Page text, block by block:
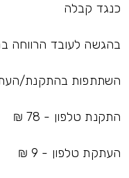
כנגד קבלה
בהגשה לעובד הרווחה
השתתפות בהתקנת/
התקנת טלפון - 78 ₪
העתקת טלפון - 9 ₪